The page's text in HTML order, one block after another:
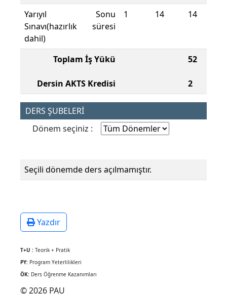
Yarıyıl Sonu
Sınavı(hazırlık süresi
dahil)
1 14 14
Toplam İş Yükü
Dersin AKTS Kredisi
52
2
DERS ŞUBELERİ
Dönem seçiniz :
Seçili dönemde ders açılmamıştır.
Yazdır
T+U : Teorik + Pratik
PY: Program Yeterlilikleri
ÖK: Ders Öğrenme Kazanımları
© 2026 PAU